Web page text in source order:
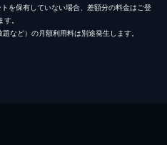
を保有していない場合、差額分の料金はご登
。
など）の月額利用料は別途発生します。